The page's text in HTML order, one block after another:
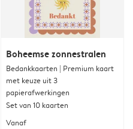
Boheemse zonnestralen
Bedankkaarten | Premium kaart
met keuze uit 3
papierafwerkingen
Set van 10 kaarten
Vanaf